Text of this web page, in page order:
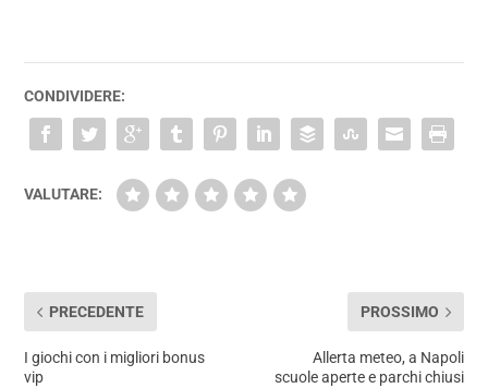
CONDIVIDERE:
VALUTARE:
PRECEDENTE
I giochi con i migliori bonus
vip
PROSSIMO
Allerta meteo, a Napoli
scuole aperte e parchi chiusi